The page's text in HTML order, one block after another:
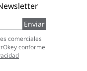
Enviar
comerciales
conforme